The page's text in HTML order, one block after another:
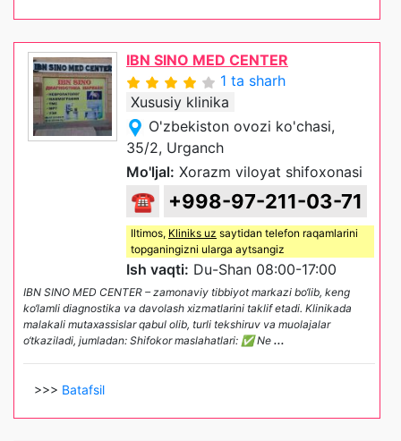
IBN SINO MED CENTER
1 ta sharh
Xususiy klinika
O'zbekiston ovozi ko'chasi,
35/2, Urganch
Mo'ljal: Xorazm viloyat shifoxonasi
☎ +998-97-211-03-71
Iltimos, Kliniks uz saytidan telefon raqamlarini
topganingizni ularga aytsangiz
Ish vaqti: Du-Shan 08:00-17:00
IBN SINO MED CENTER – zamonaviy tibbiyot markazi bo‘lib, keng
ko‘lamli diagnostika va davolash xizmatlarini taklif etadi. Klinikada
malakali mutaxassislar qabul olib, turli tekshiruv va muolajalar
o‘tkaziladi, jumladan: Shifokor maslahatlari: ✅ Ne ...
>>> Batafsil